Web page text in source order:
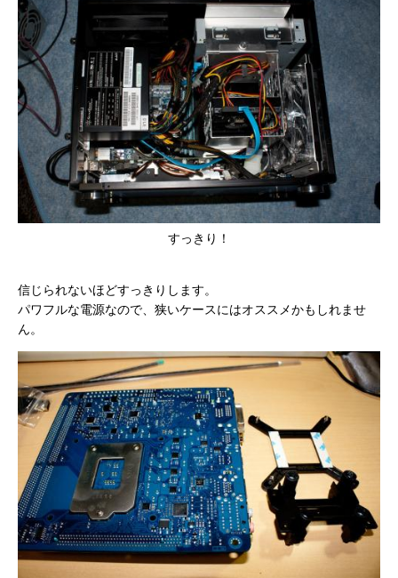
すっきり！
信じられないほどすっきりします。
パワフルな電源なので、狭いケースにはオススメかもしれませ
ん。